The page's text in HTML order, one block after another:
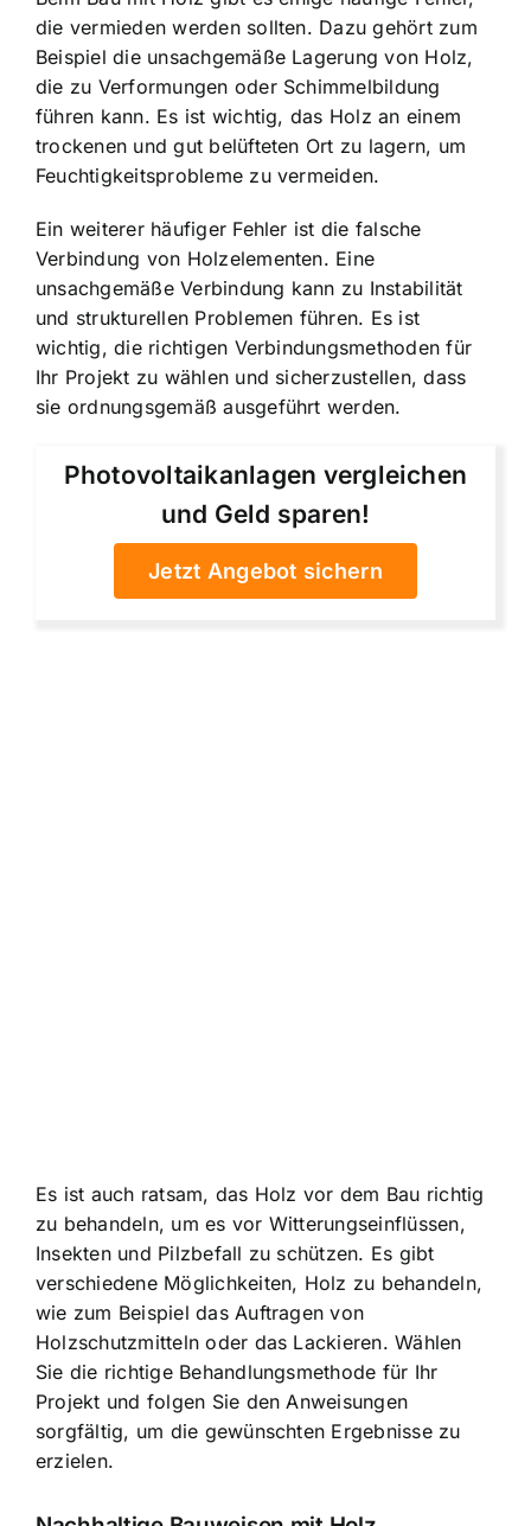
die vermieden werden sollten. Dazu gehört zum
Beispiel die unsachgemäße Lagerung von Holz,
die zu Verformungen oder Schimmelbildung
führen kann. Es ist wichtig, das Holz an einem
trockenen und gut belüfteten Ort zu lagern, um
Feuchtigkeitsprobleme zu vermeiden.
Ein weiterer häufiger Fehler ist die falsche
Verbindung von Holzelementen. Eine
unsachgemäße Verbindung kann zu Instabilität
und strukturellen Problemen führen. Es ist
wichtig, die richtigen Verbindungsmethoden für
Ihr Projekt zu wählen und sicherzustellen, dass
sie ordnungsgemäß ausgeführt werden.
Photovoltaikanlagen vergleichen
und Geld sparen!
Jetzt Angebot sichern
Es ist auch ratsam, das Holz vor dem Bau richtig
zu behandeln, um es vor Witterungseinflüssen,
Insekten und Pilzbefall zu schützen. Es gibt
verschiedene Möglichkeiten, Holz zu behandeln,
wie zum Beispiel das Auftragen von
Holzschutzmitteln oder das Lackieren. Wählen
Sie die richtige Behandlungsmethode für Ihr
Projekt und folgen Sie den Anweisungen
sorgfältig, um die gewünschten Ergebnisse zu
erzielen.